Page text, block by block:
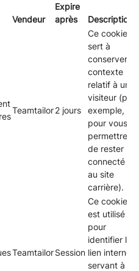
Vendeur
Expire
après
Description
Teamtailor2 jours
Ce cookie
sert à
conserver le
contexte
relatif à un
visiteur (par
exemple,
pour vous
permettre
de rester
connecté
au site
carrière).
TeamtailorSession
Ce cookie
est utilisé
pour
identifier le
lien internet
servant à